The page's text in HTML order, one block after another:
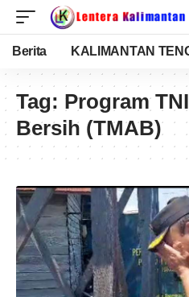
Berita KALIMANTAN
Tag: Program
Bersih (TMAB)